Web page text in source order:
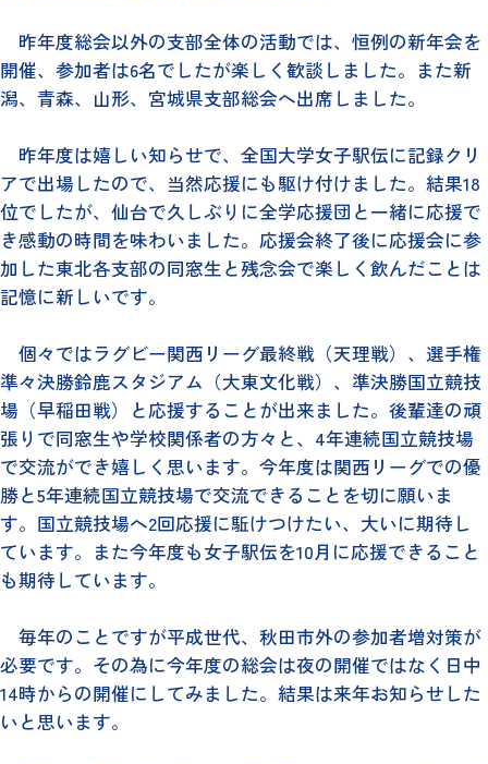
昨年度総会以外の支部全体の活動では、恒例の新年会を
開催、参加者は6名でしたが楽しく歓談しました。また新
潟、青森、山形、宮城県支部総会へ出席しました。
昨年度は嬉しい知らせで、全国大学女子駅伝に記録クリ
アで出場したので、当然応援にも駆け付けました。結果18
位でしたが、仙台で久しぶりに全学応援団と一緒に応援で
き感動の時間を味わいました。応援会終了後に応援会に参
加した東北各支部の同窓生と残念会で楽しく飲んだことは
記憶に新しいです。
個々ではラグビー関西リーグ最終戦（天理戦）、選手権
準々決勝鈴鹿スタジアム（大東文化戦）、準決勝国立競技
場（早稲田戦）と応援することが出来ました。後輩達の頑
張りで同窓生や学校関係者の方々と、4年連続国立競技場
で交流ができ嬉しく思います。今年度は関西リーグでの優
勝と5年連続国立競技場で交流できることを切に願いま
す。国立競技場へ2回応援に駈けつけたい、大いに期待し
ています。また今年度も女子駅伝を10月に応援できること
も期待しています。
毎年のことですが平成世代、秋田市外の参加者増対策が
必要です。その為に今年度の総会は夜の開催ではなく日中
14時からの開催にしてみました。結果は来年お知らせした
いと思います。